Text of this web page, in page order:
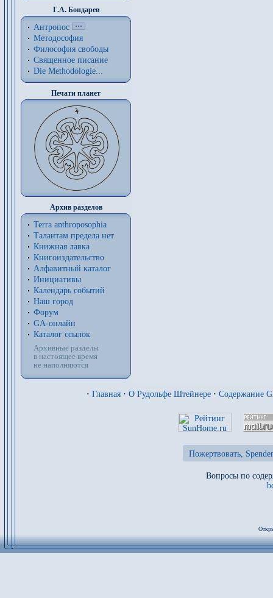
Г.А. Бондарев
Антропос
Методософия
Философия cвободы
Священное писание
Die Methodologie...
Печати планет
Архив разделов
Terra anthroposophia
Талантам предела нет
Книжная лавка
Книгоиздательство
Алфавитный каталог
Инициативы
Календарь событий
Наш город
Форум
GA-онлайн
Каталог ссылок
Архивные разделы
в настоящее время
не наполняются
· Главная · О Рудольфе Штейнере · Содержание
Пожертвовать,
Вопросы по